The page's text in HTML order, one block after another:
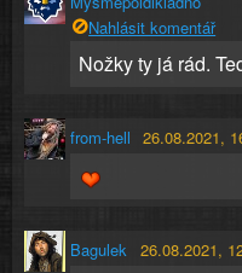
Nahlásit komentář
Nožky ty já rád.
from-hell 26.08.2021,
Bagulek 26.08.2021,